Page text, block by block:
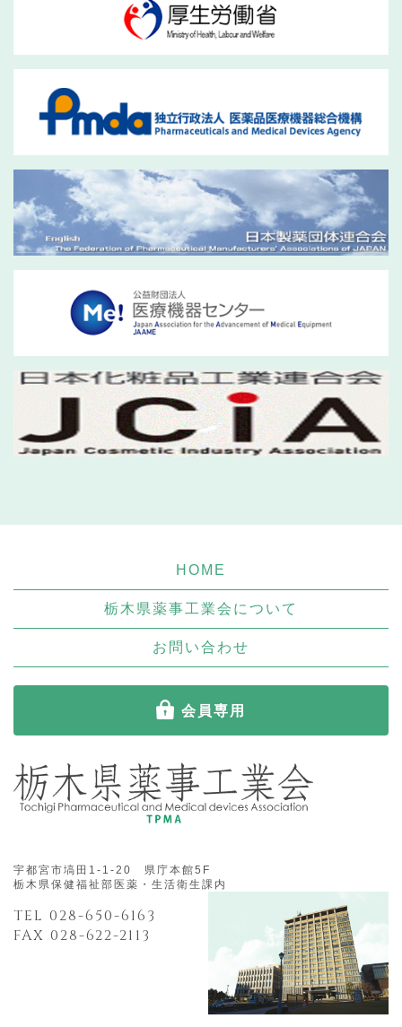
HOME
栃木県薬事工業会について
お問い合わせ
会員専用
宇都宮市塙田1-1-20 県庁本館5F
栃木県保健福祉部医薬・生活衛生課内
TEL 028-650-6163
FAX 028-622-2113